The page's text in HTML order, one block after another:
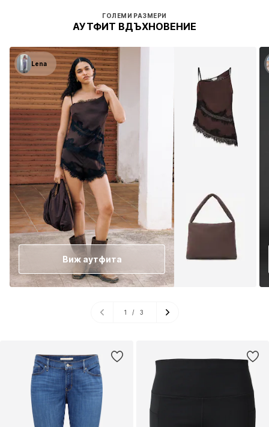
ГОЛЕМИ РАЗМЕРИ
АУТФИТ ВДЪХНОВЕНИЕ
Lena
Виж аутфита
1 / 3